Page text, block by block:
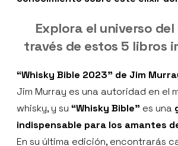
Explora el universo
través de estos 5 libros
“Whisky Bible 2023" de Jim
Jim Murray es una autoridad en el
whisky, y su “Whisky Bible” es una
indispensable para los amantes
En su última edición, encontrarás